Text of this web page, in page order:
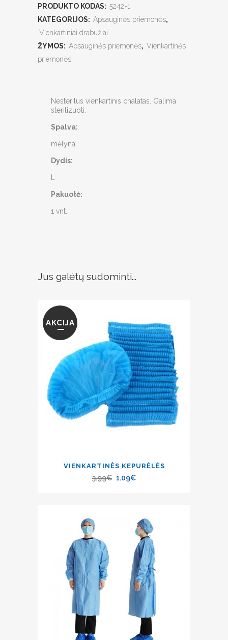
PRODUKTO KODAS: 5242-1
KATEGORIJOS: Apsauginės priemonės,
Vienkartiniai drabužiai
ŽYMOS: Apsauginės priemonės, Vienkartinės
priemonės
Nesterilus vienkartinis chalatas. Galima
sterilizuoti.
Spalva:
mėlyna.
Dydis:
Pakuotė:
1 vnt.
Jus galėtų sudominti...
AKCIJA
VIENKARTINĖS KEPURĖLĖS
3.99€ 1.09€